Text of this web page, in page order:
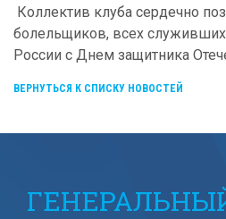
Коллектив клуба сердечно
болельщиков, всех
России с Днем защитника
ВЕРНУТЬСЯ К СПИСКУ НОВОСТЕЙ